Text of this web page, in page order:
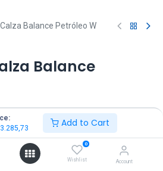
Add to Cart
0
Wishlist Account
Balance Petróleo W
Balance
IVA Incluido